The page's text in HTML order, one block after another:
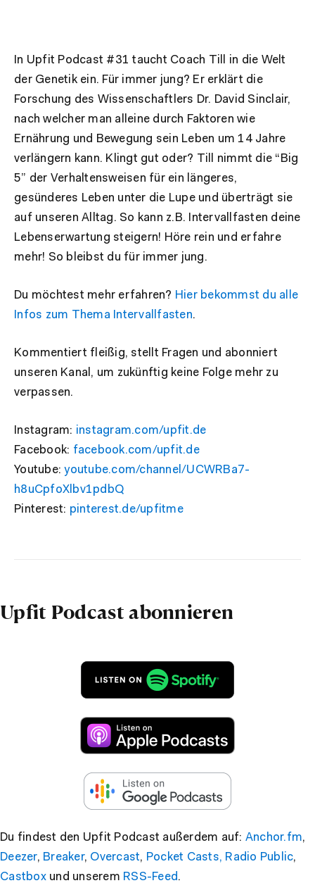
In Upfit Podcast #31 taucht Coach Till in die Welt
der Genetik ein. Für immer jung? Er erklärt die
Forschung des Wissenschaftlers Dr. David Sinclair,
nach welcher man alleine durch Faktoren wie
Ernährung und Bewegung sein Leben um 14 Jahre
verlängern kann. Klingt gut oder? Till nimmt die “Big
5” der Verhaltensweisen für ein längeres,
gesünderes Leben unter die Lupe und überträgt sie
auf unseren Alltag. So kann z.B. Intervallfasten deine
Lebenserwartung steigern! Höre rein und erfahre
mehr! So bleibst du für immer jung.
Du möchtest mehr erfahren? Hier bekommst du alle
Infos zum Thema Intervallfasten.
Kommentiert fleißig, stellt Fragen und abonniert
unseren Kanal, um zukünftig keine Folge mehr zu
verpassen.
Instagram: instagram.com/upfit.de
Facebook: facebook.com/upfit.de
Youtube:youtube.com/channel/UCWRBa7-
h8uCpfoXlbv1pdbQ
Pinterest: pinterest.de/upfitme
Upfit Podcast abonnieren
Du findest den Upfit Podcast außerdem auf: Anchor.fm,
Deezer, Breaker, Overcast, Pocket Casts, Radio Public,
Castboxund unserem RSS-Feed.